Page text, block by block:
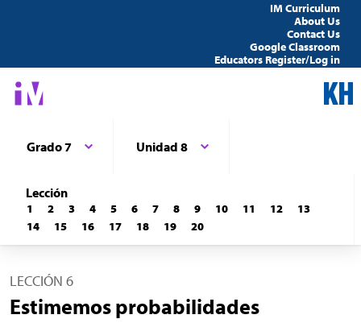
IM Curriculum
About Us
Contact Us
Google Classroom
Educators Register/Log in
Grado 7 Unidad 8
Lección
1 2 3 4 5 6 7 8 9 10 11 12
13
14
15 16 17 18 19 20
LECCIÓN 6
Estimemos probabilidades